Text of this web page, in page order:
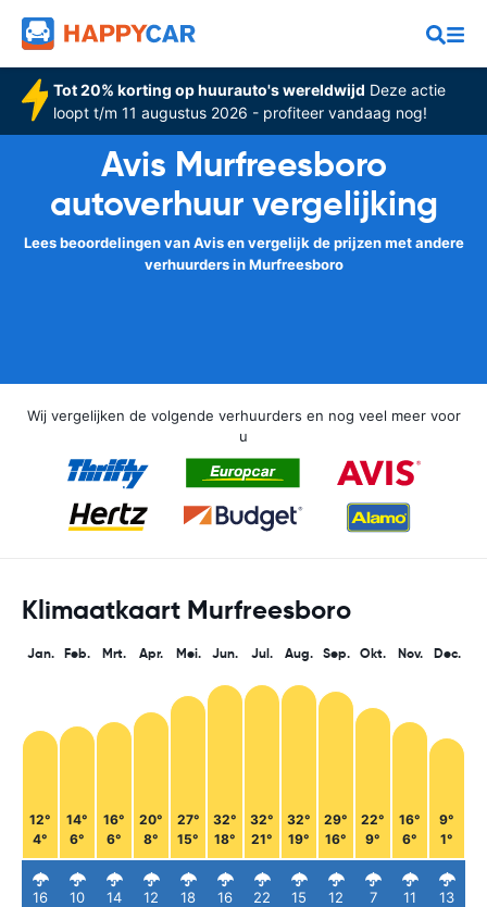
Tot 20% korting op huurauto's wereldwijd Deze actie
loopt t/m 11 augustus 2026 - profiteer vandaag nog!
Avis Murfreesboro
autoverhuur vergelijking
Lees beoordelingen van Avis en vergelijk de prijzen met andere
verhuurders in Murfreesboro
Wij vergelijken de volgende verhuurders en nog veel meer voor
u
Klimaatkaart Murfreesboro
Jan.
12°
4°
16
Feb.
14°
6°
10
Mrt.
16°
6°
14
Apr.
20°
8°
12
Mei.
27°
15°
18
Jun.
32°
18°
16
Jul.
32°
21°
22
Aug.
32°
19°
15
Sep.
29°
16°
12
Okt.
22°
9°
7
Nov.
16°
6°
11
Dec.
9°
1°
13